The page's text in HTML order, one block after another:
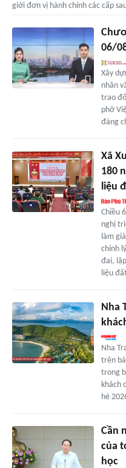
giới đơn vị hành chính các cấp
06/
Xây
nhân
trao
phở
đáng
Xã
180
liệu
Chiều
nghị
làm
chỉnh
đai,
liệu
Nha
Nha
trên
trong
khách
hè
Cần
của
học